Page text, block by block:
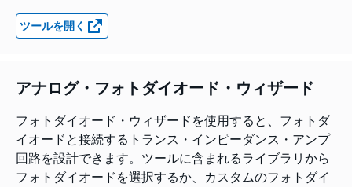
ツールを開く
アナログ・フォトダイオード・ウィザード
フォトダイオード・ウィザードを使用すると、フォトダ
イオードと接続するトランス・インピーダンス・アンプ
回路を設計できます。ツールに含まれるライブラリから
フォトダイオードを選択するか、カスタムのフォトダイ